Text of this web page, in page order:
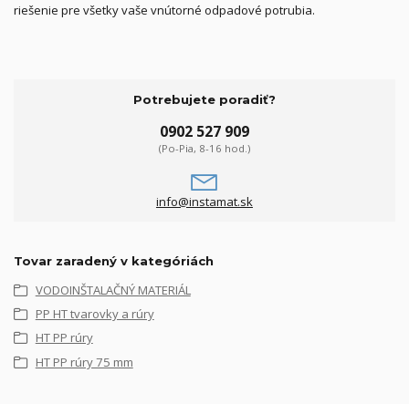
riešenie pre všetky vaše vnútorné odpadové potrubia.
Potrebujete poradiť?
0902 527 909
(Po-Pia, 8-16 hod.)
info@instamat.sk
Tovar zaradený v kategóriách
VODOINŠTALAČNÝ MATERIÁL
PP HT tvarovky a rúry
HT PP rúry
HT PP rúry 75 mm